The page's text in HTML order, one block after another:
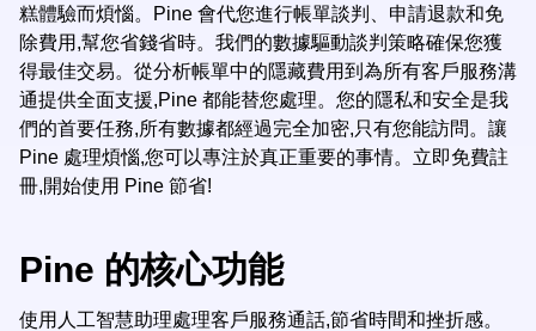
糕體驗而煩惱。Pine 會代您進行帳單談判、申請退款和免
除費用,幫您省錢省時。我們的數據驅動談判策略確保您獲
得最佳交易。從分析帳單中的隱藏費用到為所有客戶服務溝
通提供全面支援,Pine 都能替您處理。您的隱私和安全是我
們的首要任務,所有數據都經過完全加密,只有您能訪問。讓
Pine 處理煩惱,您可以專注於真正重要的事情。立即免費註
冊,開始使用 Pine 節省!
Pine 的核心功能
使用人工智慧助理處理客戶服務通話,節省時間和挫折感。